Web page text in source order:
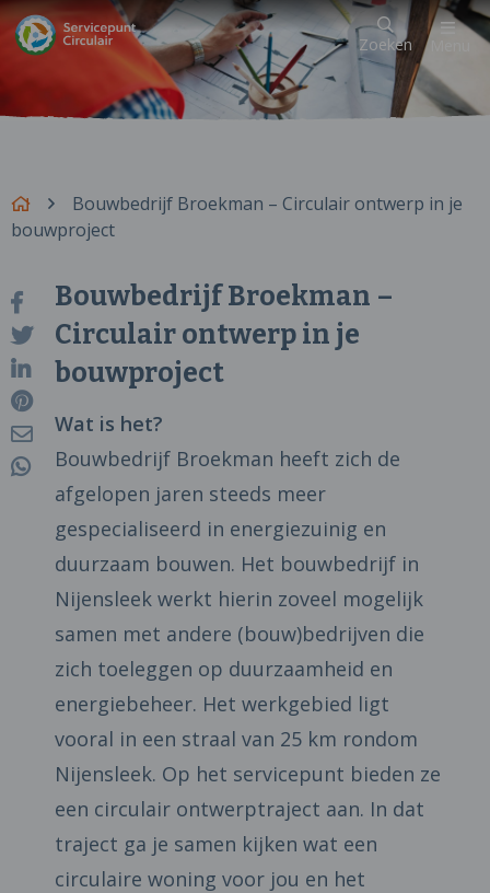
Zoeken
Bouwbedrijf Broekman – Circulair ontwerp in je
bouwproject
Bouwbedrijf Broekman –
Circulair ontwerp in je
bouwproject
Wat is het?
Bouwbedrijf Broekman heeft zich de
afgelopen jaren steeds meer
gespecialiseerd in energiezuinig en
duurzaam bouwen. Het bouwbedrijf in
Nijensleek werkt hierin zoveel mogelijk
samen met andere (bouw)bedrijven die
zich toeleggen op duurzaamheid en
energiebeheer. Het werkgebied ligt
vooral in een straal van 25 km rondom
Nijensleek. Op het servicepunt bieden ze
een circulair ontwerptraject aan. In dat
traject ga je samen kijken wat een
circulaire woning voor jou en het